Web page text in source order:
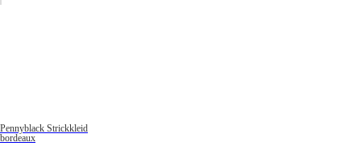
Pennyblack Strickkleid
bordeaux